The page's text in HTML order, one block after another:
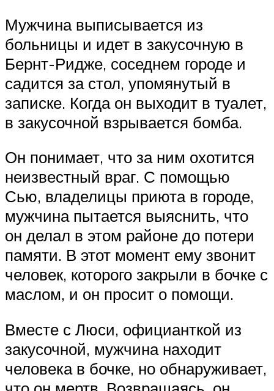
Мужчина выписывается из
больницы и идет в закусочную в
Бернт-Ридже, соседнем городе и
садится за стол, упомянутый в
записке. Когда он выходит в туалет,
в закусочной взрывается бомба.
Он понимает, что за ним охотится
неизвестный враг. С помощью
Сью, владелицы приюта в городе,
мужчина пытается выяснить, что
он делал в этом районе до потери
памяти. В этот момент ему звонит
человек, которого закрыли в бочке с
маслом, и он просит о помощи.
Вместе с Люси, официанткой из
закусочной, мужчина находит
человека в бочке, но обнаруживает,